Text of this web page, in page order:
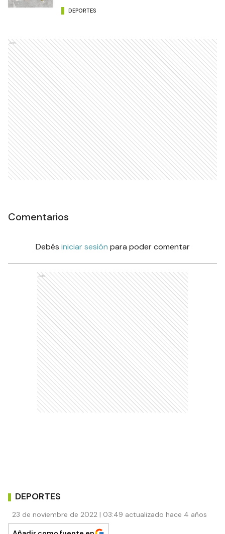
DEPORTES
Ads
Comentarios
Debés iniciar sesión para poder comentar
Ads
DEPORTES
23 de noviembre de 2022 | 03:49 actualizado hace 4 años